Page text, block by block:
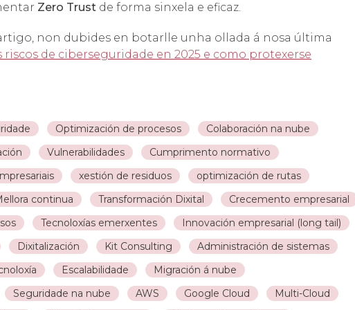
Zero Trust de forma sinxela e eficaz.
non dubides en botarlle unha ollada á nosa última
riscos de ciberseguridade en 2025 e como protexerse
Optimización de procesos
Colaboración na nube
Vulnerabilidades
Cumprimento normativo
xestión de residuos
optimización de rutas
continua Transformación Dixital
Crecemento empresarial
Tecnoloxías emerxentes
Innovación empresarial (long tail)
Dixitalización Kit Consulting
Administración de sistemas
Escalabilidade
Migración á nube
Seguridade na nube AWS Google Cloud
Multi-Cloud